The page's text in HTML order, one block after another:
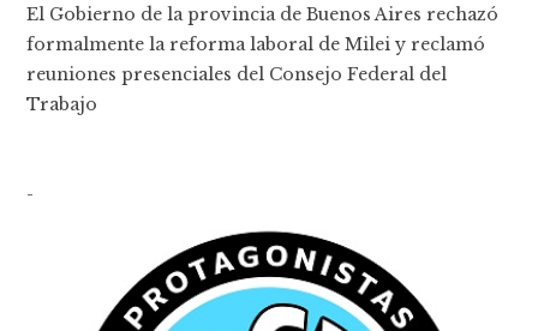
El Gobierno de la provincia de Buenos Aires rechazó
formalmente la reforma laboral de Milei y reclamó
reuniones presenciales del Consejo Federal del
Trabajo
-